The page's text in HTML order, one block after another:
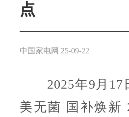
点
中国家电网 25-09-22
2025年9月17
美无菌 国补焕新